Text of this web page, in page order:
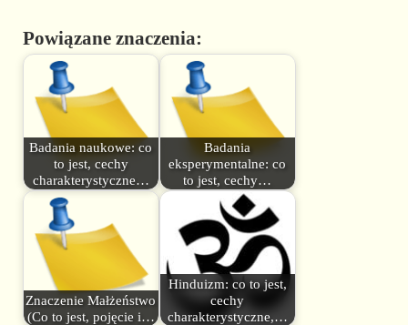
Powiązane znaczenia:
Badania naukowe: co
to jest, cechy
charakterystyczne…
Badania
eksperymentalne: co
to jest, cechy…
Znaczenie Małżeństwo
(Co to jest, pojęcie i…
Hinduizm: co to jest,
cechy
charakterystyczne,…